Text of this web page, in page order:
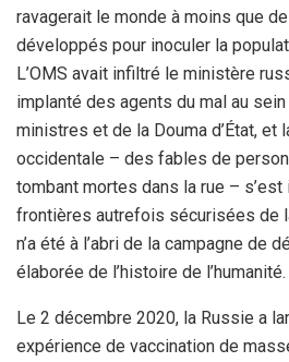
ravagerait le monde à moins que
développés pour inoculer la
L’OMS avait infiltré le ministère
implanté des agents du mal au
ministres et de la Douma d’État, et
occidentale – des fables de
tombant mortes dans la rue –
frontières autrefois sécurisées de
n’a été à l’abri de la campagne de
élaborée de l’histoire de l’humanité.
Le 2 décembre 2020, la Russie a
expérience de vaccination de